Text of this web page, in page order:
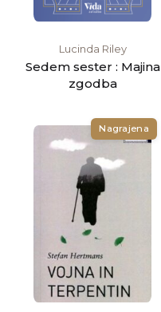
Lucinda Riley
Sedem sester : Majina
zgodba
Nagrajena